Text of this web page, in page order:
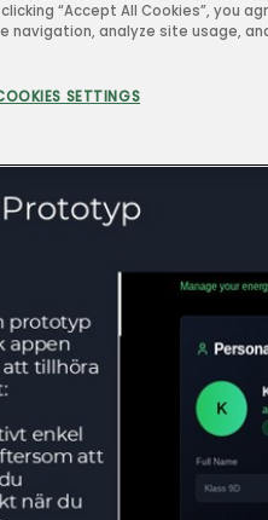
clicking “Accept All Cookies”, you
navigation, analyze site usage,
SETTINGS